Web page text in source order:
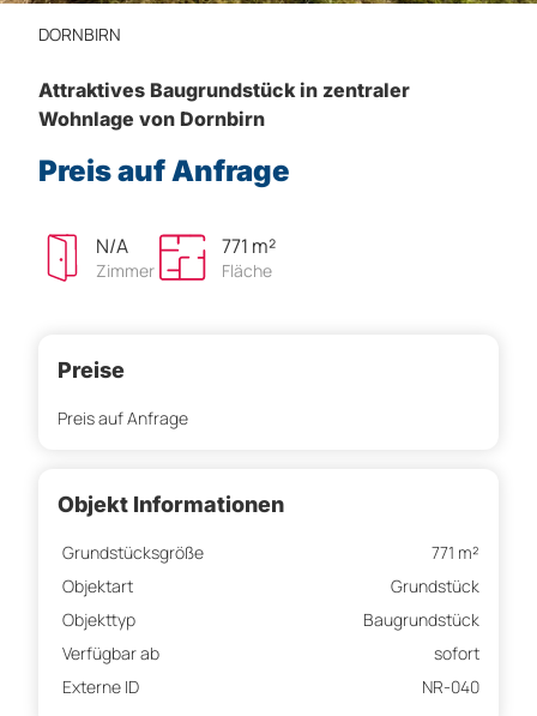
DORNBIRN
Attraktives Baugrundstück in zentraler
Wohnlage von Dornbirn
Preis auf Anfrage
N/A
Zimmer
771 m²
Fläche
Preise
Preis auf Anfrage
Objekt Informationen
Grundstücksgröße
771 m²
Objektart
Grundstück
Objekttyp
Baugrundstück
Verfügbar ab
sofort
Externe ID
NR-040